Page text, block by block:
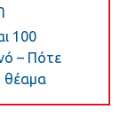
100
– Πότε
θέαμα